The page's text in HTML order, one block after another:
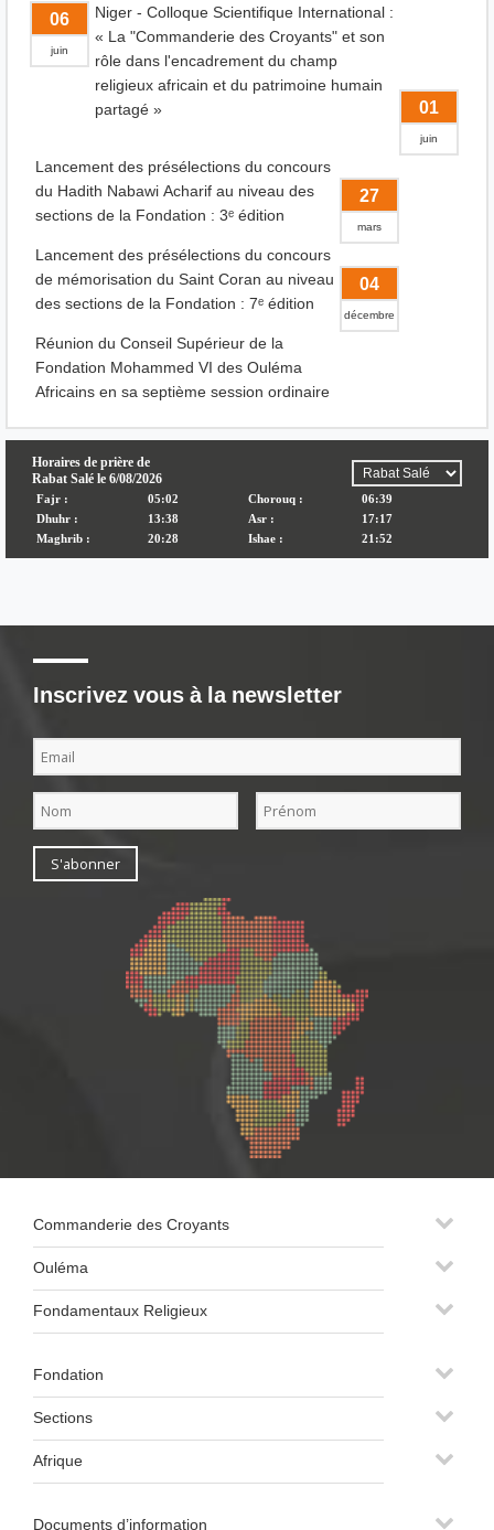
06
juin
Niger - Colloque Scientifique International :
« La "Commanderie des Croyants" et son
rôle dans l'encadrement du champ
religieux africain et du patrimoine humain
partagé »
01
juin
Lancement des présélections du concours
du Hadith Nabawi Acharif au niveau des
sections de la Fondation : 3ᵉ édition
27
mars
Lancement des présélections du concours
de mémorisation du Saint Coran au niveau
des sections de la Fondation : 7ᵉ édition
04
décembre
Réunion du Conseil Supérieur de la
Fondation Mohammed VI des Ouléma
Africains en sa septième session ordinaire
Inscrivez vous à la newsletter
Commanderie des Croyants
Ouléma
Fondamentaux Religieux
Fondation
Sections
Afrique
Documents d’information